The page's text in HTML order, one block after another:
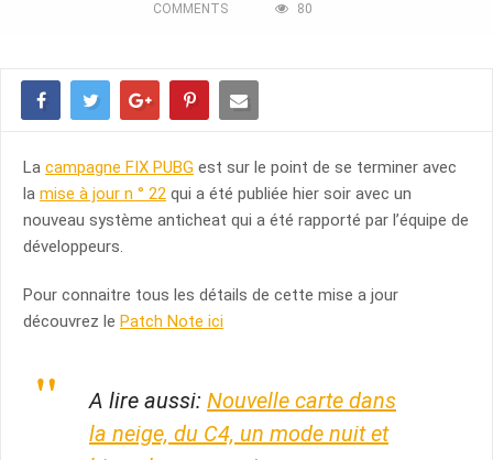
COMMENTS 80
La campagne FIX PUBG est sur le point de se terminer avec
la mise à jour n ° 22 qui a été publiée hier soir avec un
nouveau système anticheat qui a été rapporté par l’équipe de
développeurs.
Pour connaitre tous les détails de cette mise a jour
découvrez le Patch Note ici
A lire aussi: Nouvelle carte dans
la neige, du C4, un mode nuit et